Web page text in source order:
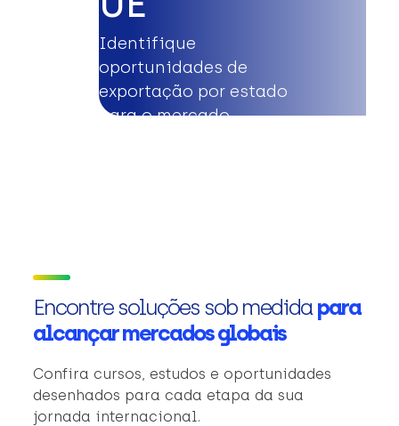
Identifique
oportunidades de
exportação por estado
para o mercado
Encontre soluções sob medidapara
alcançar mercados globais
Confira cursos, estudos e oportunidades
desenhados para cada etapa da sua
jornada internacional.